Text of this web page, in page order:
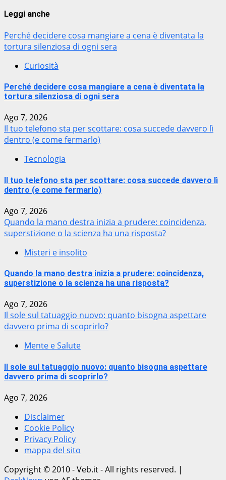
Leggi anche
Perché decidere cosa mangiare a cena è diventata la
tortura silenziosa di ogni sera
Curiosità
Perché decidere cosa mangiare a cena è diventata la
tortura silenziosa di ogni sera
Ago 7, 2026
Il tuo telefono sta per scottare: cosa succede davvero lì
dentro (e come fermarlo)
Tecnologia
Il tuo telefono sta per scottare: cosa succede davvero lì
dentro (e come fermarlo)
Ago 7, 2026
Quando la mano destra inizia a prudere: coincidenza,
superstizione o la scienza ha una risposta?
Misteri e insolito
Quando la mano destra inizia a prudere: coincidenza,
superstizione o la scienza ha una risposta?
Ago 7, 2026
Il sole sul tatuaggio nuovo: quanto bisogna aspettare
davvero prima di scoprirlo?
Mente e Salute
Il sole sul tatuaggio nuovo: quanto bisogna aspettare
davvero prima di scoprirlo?
Ago 7, 2026
Disclaimer
Cookie Policy
Privacy Policy
mappa del sito
Copyright © 2010 - Veb.it - All rights reserved. |